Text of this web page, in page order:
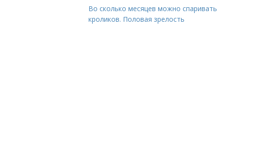
Во сколько месяцев можно спаривать
кроликов. Половая зрелость